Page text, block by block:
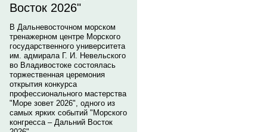
Восток 2026"
В Дальневосточном морском
тренажерном центре Морского
государственного университета
им. адмирала Г. И. Невельского
во Владивостоке состоялась
торжественная церемония
открытия конкурса
профессионального мастерства
"Море зовет 2026", одного из
самых ярких событий "Морского
конгресса – Дальний Восток